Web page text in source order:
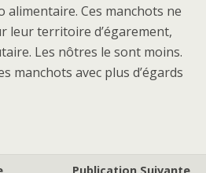
Ces manchots ne
leur territoire d’égarement,
Les nôtres le sont moins.
manchots avec plus d’égards